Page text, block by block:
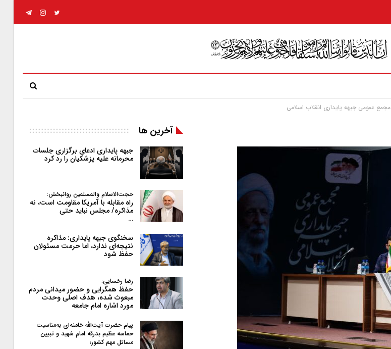
مجمع عمومی جبهه پایداری انقلاب اسلامی
آخرین ها
جبهه پایداری ادعای برگزاری جلسات
محرمانه علیه پزشکیان را رد کرد
حجت‌الاسلام والمسلمین روانبخش:
راه مقابله با آمریکا مقاومت است، نه
مذاکره/ مجلس نباید حتی
…
سخنگوی جبهه پایداری: مذاکره
نتیجه‌ای ندارد، اما حرمت مسئولان
حفظ شود
رضا رخسایی:
حفظ همگرایی و حضور میدانی مردم
مبعوث شده، هدف اصلی وحدت
مورد اشاره امام جامعه
پیام حضرت آیت‌الله خامنه‌ای به‌مناسبت
حماسه عظیم بدرقه امام شهید و تبیین
مسائل مهم کشور؛